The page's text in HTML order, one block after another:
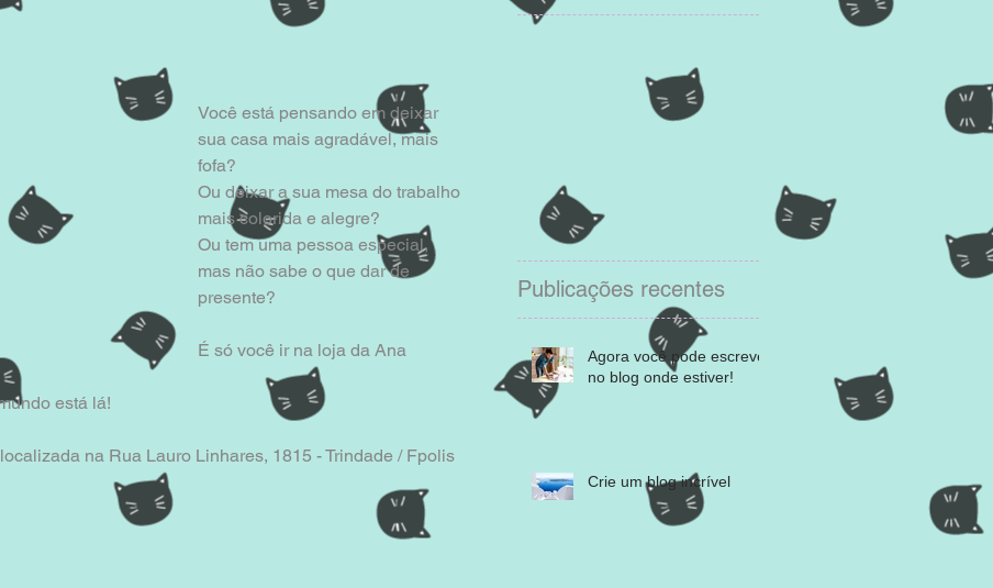
Você está pensando em deixar
sua casa mais agradável, mais
fofa?
Ou deixar a sua mesa do trabalho
mais colorida e alegre?
Ou tem uma pessoa especial,
mas não sabe o que dar de
presente?
É só você ir na loja da Ana
está lá!
na Rua Lauro Linhares, 1815 - Trindade / Fpolis
Publicações recentes
Agora você pode escrever
no blog onde estiver!
Crie um blog incrível